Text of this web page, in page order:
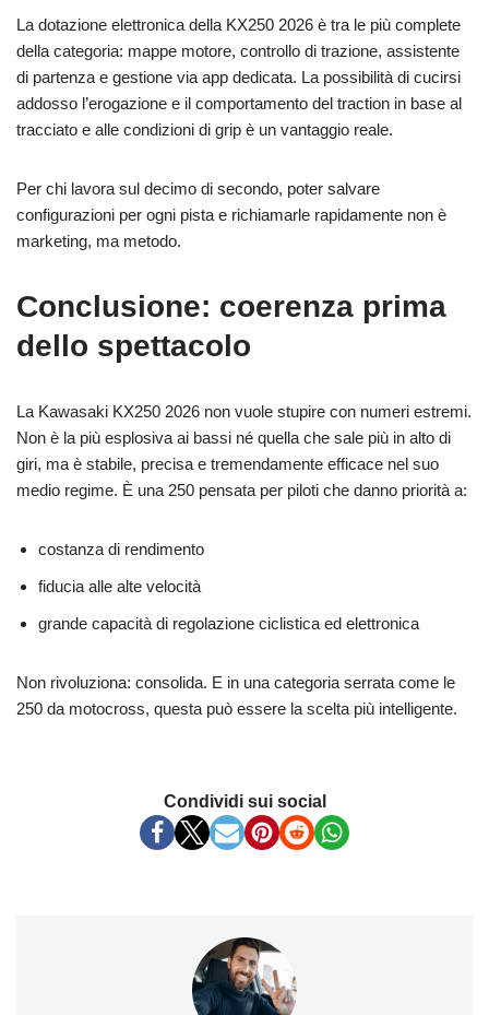
La dotazione elettronica della KX250 2026 è tra le più complete
della categoria: mappe motore, controllo di trazione, assistente
di partenza e gestione via app dedicata. La possibilità di cucirsi
addosso l’erogazione e il comportamento del traction in base al
tracciato e alle condizioni di grip è un vantaggio reale.
Per chi lavora sul decimo di secondo, poter salvare
configurazioni per ogni pista e richiamarle rapidamente non è
marketing, ma metodo.
Conclusione: coerenza prima
dello spettacolo
La Kawasaki KX250 2026 non vuole stupire con numeri estremi.
Non è la più esplosiva ai bassi né quella che sale più in alto di
giri, ma è stabile, precisa e tremendamente efficace nel suo
medio regime. È una 250 pensata per piloti che danno priorità a:
costanza di rendimento
fiducia alle alte velocità
grande capacità di regolazione ciclistica ed elettronica
Non rivoluziona: consolida. E in una categoria serrata come le
250 da motocross, questa può essere la scelta più intelligente.
Condividi sui social